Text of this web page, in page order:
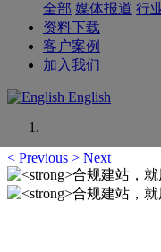
全部 媒体报道 行
资料下载
客户案例
加入我们
English
< Previous > Next